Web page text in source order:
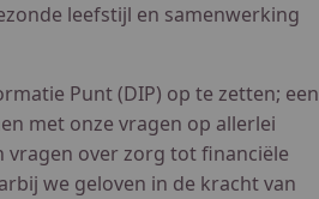
leefstijl en samenwerking
Punt (DIP) op te zetten; een
met onze vragen op allerlei
vragen over zorg tot financiële
we geloven in de kracht van